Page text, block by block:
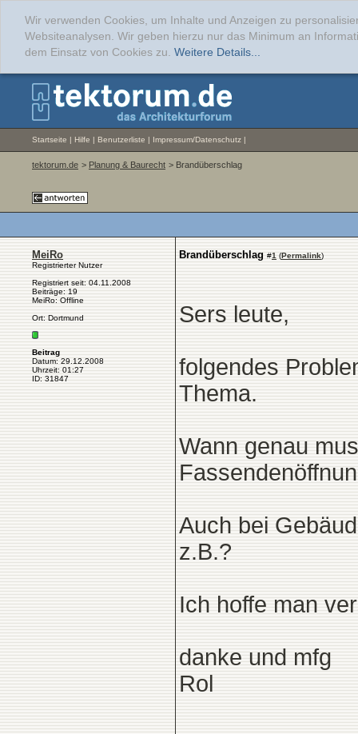
Wir verwenden Cookies, um Inhalte und Anzeigen zu
Websiteanalysen. Wir geben hierzu nur das Minimum an
dem Einsatz von Cookies zu. Weitere Details...
Startseite | Hilfe | Benutzerliste | Impressum/Datenschutz |
tektorum.de > Planung & Baurecht > Brandüberschlag
MeiRo
Registrierter Nutzer
Registriert seit: 04.11.2008
Beiträge: 19
MeiRo: Offline
Ort: Dortmund
Beitrag
Datum: 29.12.2008
Uhrzeit: 01:27
ID: 31847
Brandüberschlag #1 (Permalink)
Sers leute,
folgendes
Thema.
Wann genau
Auch bei
z.B.?
Ich hoffe man
danke und mfg
Rol